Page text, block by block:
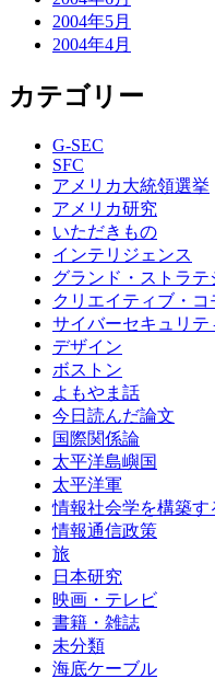
2004年5月
2004年4月
カテゴリー
G-SEC
SFC
アメリカ大統領選挙
アメリカ研究
いただきもの
インテリジェンス
グランド・ストラテ
クリエイティブ・コ
サイバーセキュリテ
デザイン
ボストン
よもやま話
今日読んだ論文
国際関係論
太平洋島嶼国
太平洋軍
情報社会学を構築す
情報通信政策
旅
日本研究
映画・テレビ
書籍・雑誌
未分類
海底ケーブル